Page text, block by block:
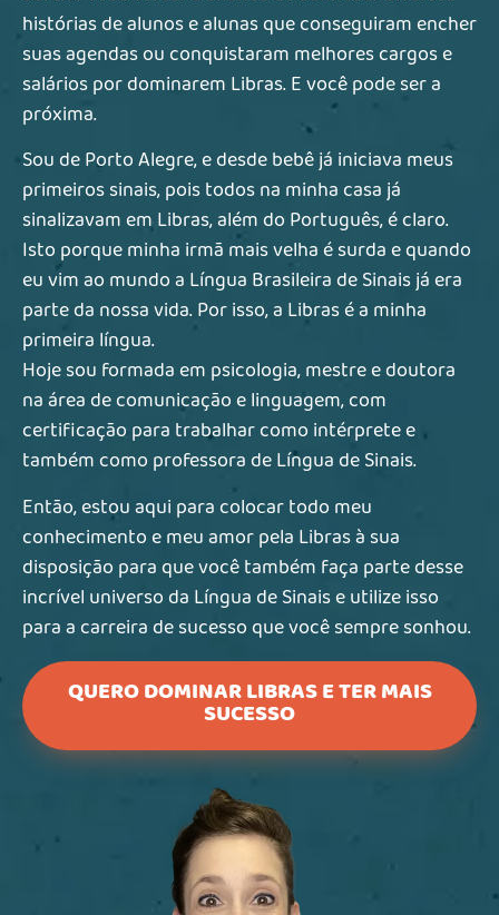
histórias de alunos e alunas que conseguiram encher
suas agendas ou conquistaram melhores cargos e
salários por dominarem Libras. E você pode ser a
próxima.
Sou de Porto Alegre, e desde bebê já iniciava meus
primeiros sinais, pois todos na minha casa já
sinalizavam em Libras, além do Português, é claro.
Isto porque minha irmã mais velha é surda e quando
eu vim ao mundo a Língua Brasileira de Sinais já era
parte da nossa vida. Por isso, a Libras é a minha
primeira língua.
Hoje sou formada em psicologia, mestre e doutora
na área de comunicação e linguagem, com
certificação para trabalhar como intérprete e
também como professora de Língua de Sinais.
Então, estou aqui para colocar todo meu
conhecimento e meu amor pela Libras à sua
disposição para que você também faça parte desse
incrível universo da Língua de Sinais e utilize isso
para a carreira de sucesso que você sempre sonhou.
QUERO DOMINAR LIBRAS E TER MAIS
SUCESSO